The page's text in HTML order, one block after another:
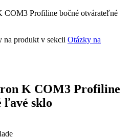
COM3 Profiline bočné otvárateľné
na produkt v sekcii Otázky na
K COM3 Profiline
ľavé sklo